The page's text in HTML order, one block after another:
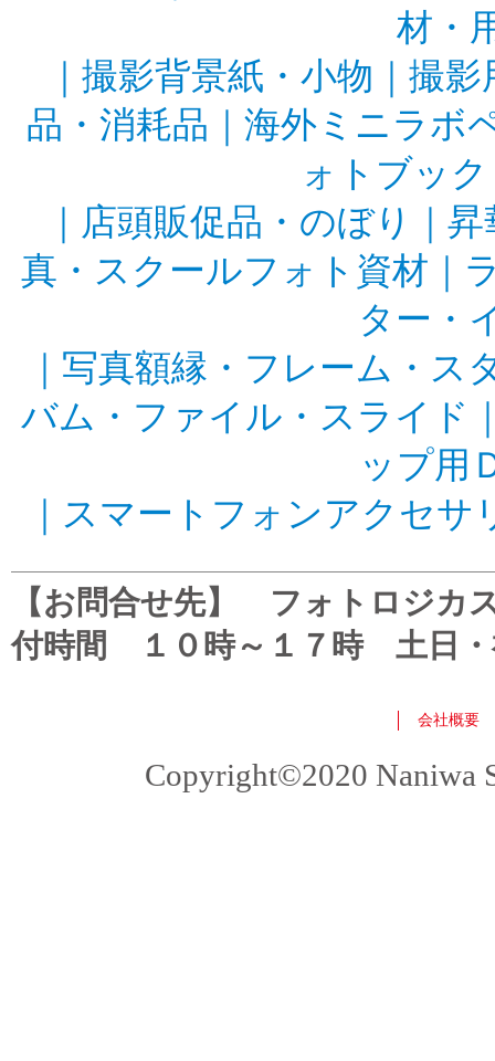
材・
撮影背景紙・小物
撮影
品・消耗品
海外ミニラボ
ォトブッ
店頭販促品・のぼり
昇
真・スクールフォト資材
ター・
写真額縁・フレーム・ス
バム・ファイル・スライド
ップ用
スマートフォンアクセサ
【お問合せ先】 フォトロジ
付時間 １０時～１７時 土日・
会社概要
Copyright©2020 Naniwa